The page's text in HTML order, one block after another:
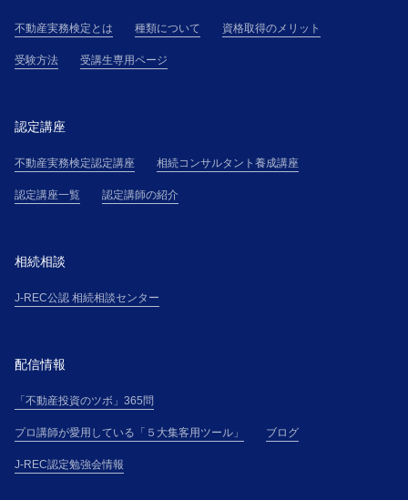
不動産実務検定とは 種類について 資格取得のメリット
受験方法 受講生専用ページ
認定講座
不動産実務検定認定講座 相続コンサルタント養成講座
認定講座一覧 認定講師の紹介
相続相談
J-REC公認 相続相談センター
配信情報
「不動産投資のツボ」365問
プロ講師が愛用している「５大集客用ツール」 ブログ
J-REC認定勉強会情報